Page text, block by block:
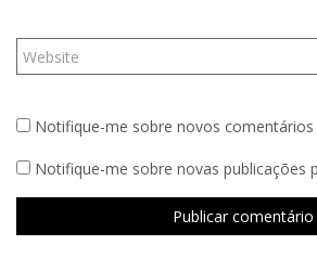
Notifique-me sobre novos comentários
Notifique-me sobre novas publicações